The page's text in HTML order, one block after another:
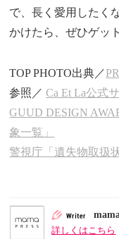
で、長く愛用したく
かけたら、ぜひゲッ
TOP PHOTO出典／
参照／Ca Et La公式
GUUD DESIGN
象一覧」
警視庁「遺失物取扱
詳しくはこちら